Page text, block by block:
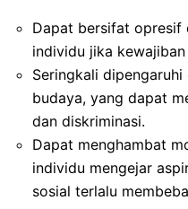
Dapat bersifat opresif
individu jika
Seringkali
budaya, yang dapat
dan diskriminasi.
Dapat menghambat
individu mengejar
sosial terlalu